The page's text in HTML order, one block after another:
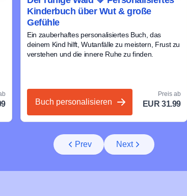
Kinderbuch über Wut & große
Gefühle
Ein zauberhaftes personalisiertes Buch, das
deinem Kind hilft, Wutanfälle zu meistern, Frust zu
verstehen und die innere Ruhe zu finden.
Buch personalisieren
Preis ab
EUR 31.99
Prev Next